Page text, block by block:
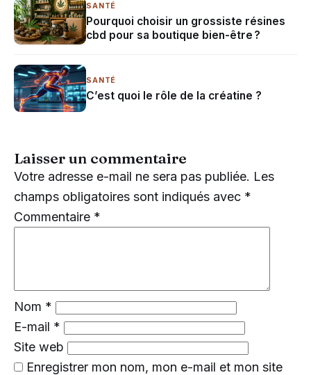
SANTÉ
Pourquoi choisir un grossiste résines
cbd pour sa boutique bien-être ?
SANTÉ
C’est quoi le rôle de la créatine ?
Laisser un commentaire
Votre adresse e-mail ne sera pas publiée. Les
champs obligatoires sont indiqués avec *
Commentaire *
Nom *
E-mail *
Site web
Enregistrer mon nom, mon e-mail et mon site